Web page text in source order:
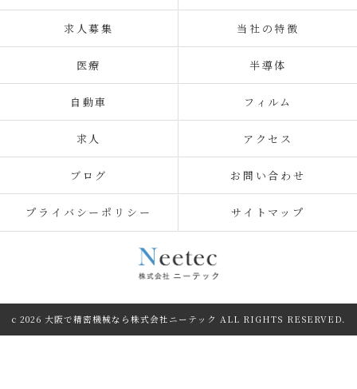
求人募集 当社の特徴
医療 半導体
自動車 フィルム
求人 アクセス
ブログ お問い合わせ
プライバシーポリシー サイトマップ
c 2026 大阪で精密機械なら株式会社ニーテック ALL RIGHTS RESERVED.